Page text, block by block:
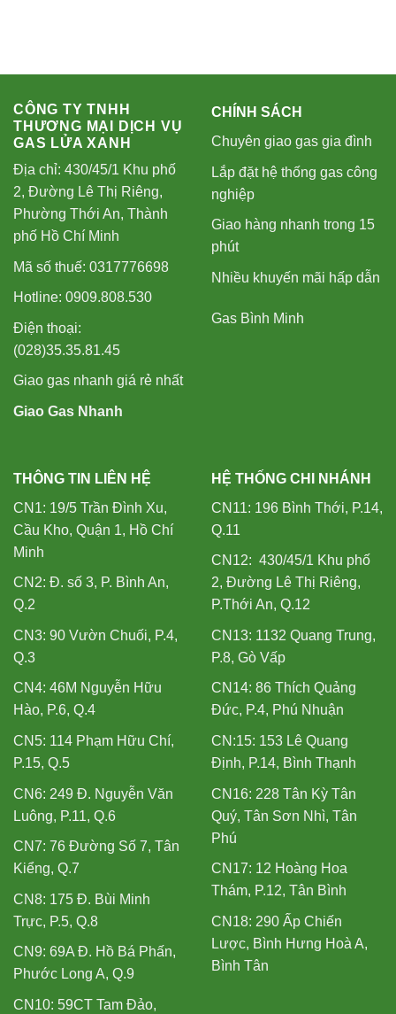
CÔNG TY TNHH
THƯƠNG MẠI DỊCH VỤ
GAS LỬA XANH
Địa chỉ: 430/45/1 Khu phố
2, Đường Lê Thị Riêng,
Phường Thới An, Thành
phố Hồ Chí Minh
Mã số thuế: 0317776698
Hotline: 0909.808.530
Điện thoại:
(028)35.35.81.45
Giao gas nhanh giá rẻ nhất
Giao Gas Nhanh
CHÍNH SÁCH
Chuyên giao gas gia đình
Lắp đặt hệ thống gas công
nghiệp
Giao hàng nhanh trong 15
phút
Nhiều khuyến mãi hấp dẫn
Gas Bình Minh
THÔNG TIN LIÊN HỆ
CN1: 19/5 Trần Đình Xu,
Cầu Kho, Quận 1, Hồ Chí
Minh
CN2: Đ. số 3, P. Bình An,
Q.2
CN3: 90 Vườn Chuối, P.4,
Q.3
CN4: 46M Nguyễn Hữu
Hào, P.6, Q.4
CN5: 114 Phạm Hữu Chí,
P.15, Q.5
CN6: 249 Đ. Nguyễn Văn
Luông, P.11, Q.6
CN7: 76 Đường Số 7, Tân
Kiểng, Q.7
CN8: 175 Đ. Bùi Minh
Trực, P.5, Q.8
CN9: 69A Đ. Hồ Bá Phấn,
Phước Long A, Q.9
CN10: 59CT Tam Đảo,
HỆ THỐNG CHI NHÁNH
CN11: 196 Bình Thới, P.14,
Q.11
CN12: 430/45/1 Khu phố
2, Đường Lê Thị Riêng,
P.Thới An, Q.12
CN13: 1132 Quang Trung,
P.8, Gò Vấp
CN14: 86 Thích Quảng
Đức, P.4, Phú Nhuận
CN:15: 153 Lê Quang
Định, P.14, Bình Thạnh
CN16: 228 Tân Kỳ Tân
Quý, Tân Sơn Nhì, Tân
Phú
CN17: 12 Hoàng Hoa
Thám, P.12, Tân Bình
CN18: 290 Ấp Chiến
Lược, Bình Hưng Hoà A,
Bình Tân